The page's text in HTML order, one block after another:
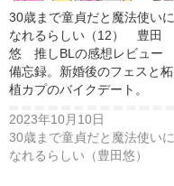
30歳まで童貞だと魔法使いに
なれるらしい（12） 豊田
悠 推しBLの感想レビュー
備忘録。新婚後のフェスと柘
植カプのバイクデート。
2023年10月10日
30歳まで童貞だと魔法使いに
なれるらしい（豊田悠）